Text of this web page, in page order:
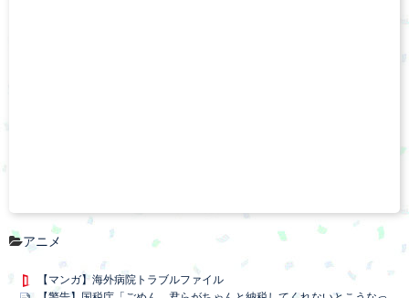
アニメ
【マンガ】海外病院トラブルファイル